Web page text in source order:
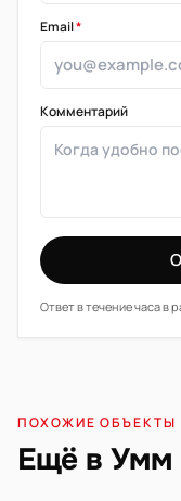
Email*
Комментарий
Ответ в течение часа в
ПОХОЖИЕ ОБЪЕКТЫ
Ещё в Умм